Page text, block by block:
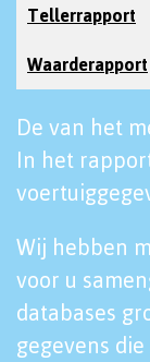
Tellerrapport
Waarderapport
De van het
In het
Wij hebben
voor u
databases
gegevens